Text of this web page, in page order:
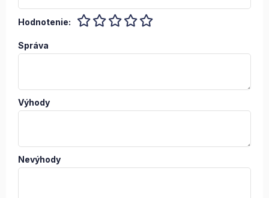
Hodnotenie:
Správa
Výhody
Nevýhody